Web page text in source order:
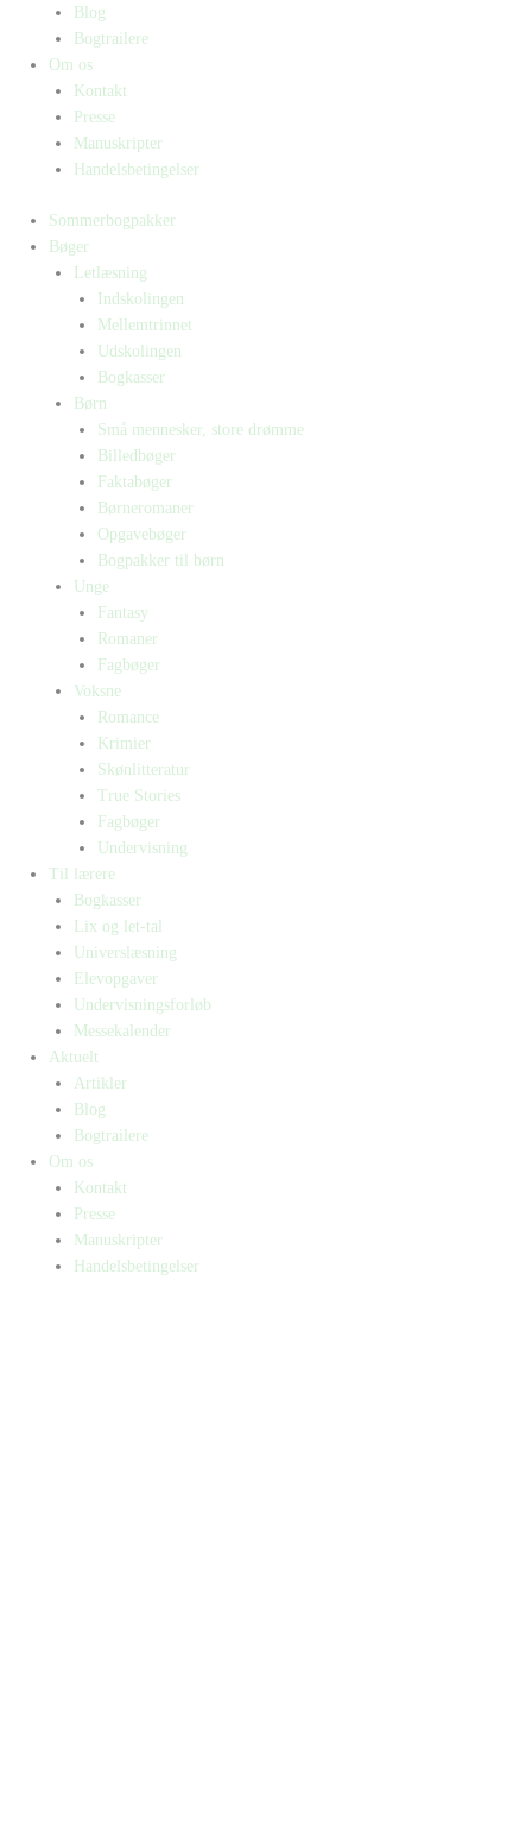
Blog
Bogtrailere
Om os
Kontakt
Presse
Manuskripter
Handelsbetingelser
Sommerbogpakker
Bøger
Letlæsning
Indskolingen
Mellemtrinnet
Udskolingen
Bogkasser
Børn
Små mennesker, store drømme
Billedbøger
Faktabøger
Børneromaner
Opgavebøger
Bogpakker til børn
Unge
Fantasy
Romaner
Fagbøger
Voksne
Romance
Krimier
Skønlitteratur
True Stories
Fagbøger
Undervisning
Til lærere
Bogkasser
Lix og let-tal
Universlæsning
Elevopgaver
Undervisningsforløb
Messekalender
Aktuelt
Artikler
Blog
Bogtrailere
Om os
Kontakt
Presse
Manuskripter
Handelsbetingelser